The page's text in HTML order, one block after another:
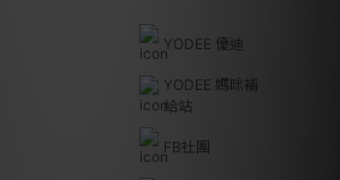
YODEE 優迪
YODEE 媽咪補
給站
FB社團